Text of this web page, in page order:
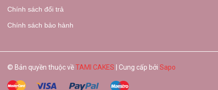
Chính sách đổi trả
Chính sách bảo hành
© Bản quyền thuộc vềTAMI CAKES | Cung cấp bởi Sapo